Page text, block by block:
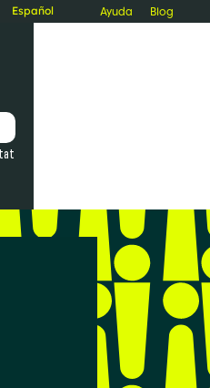
Español Ayuda Blog